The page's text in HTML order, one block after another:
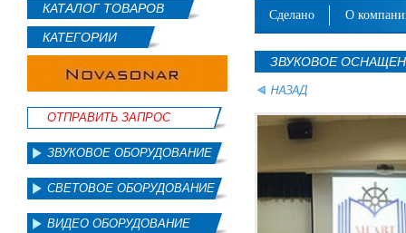
КАТАЛОГ ТОВАРОВ
КАТЕГОРИИ
ОТПРАВИТЬ ЗАПРОС
ЗВУКОВОЕ ОБОРУДОВАНИЕ
СВЕТОВОЕ ОБОРУДОВАНИЕ
ВИДЕО ОБОРУДОВАНИЕ
сделано о
ЗВУКОВОЕ